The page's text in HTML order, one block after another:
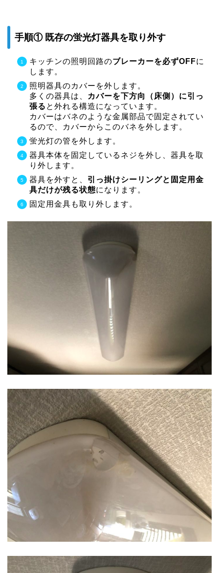
手順① 既存の蛍光灯器具を取り外す
キッチンの照明回路のブレーカーを必ずOFFに
します。
照明器具のカバーを外します。
多くの器具は、
カバーを下方向（床側）に引っ
張る と外れる構造になっています。
カバーはバネのような金属部品で固定されてい
るので、カバーからこのバネを外します。
蛍光灯の管を外します。
器具本体を固定しているネジを外し、器具を取
り外します。
器具を外すと、 引っ掛けシーリングと固定用金
具だけが残る状態になります。
固定用金具も取り外します。